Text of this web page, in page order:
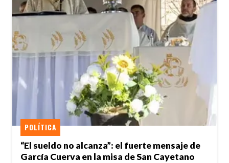
“El sueldo no alcanza”: el fuerte mensaje de
García Cuerva en la misa de San Cayetano
POLÍTICA